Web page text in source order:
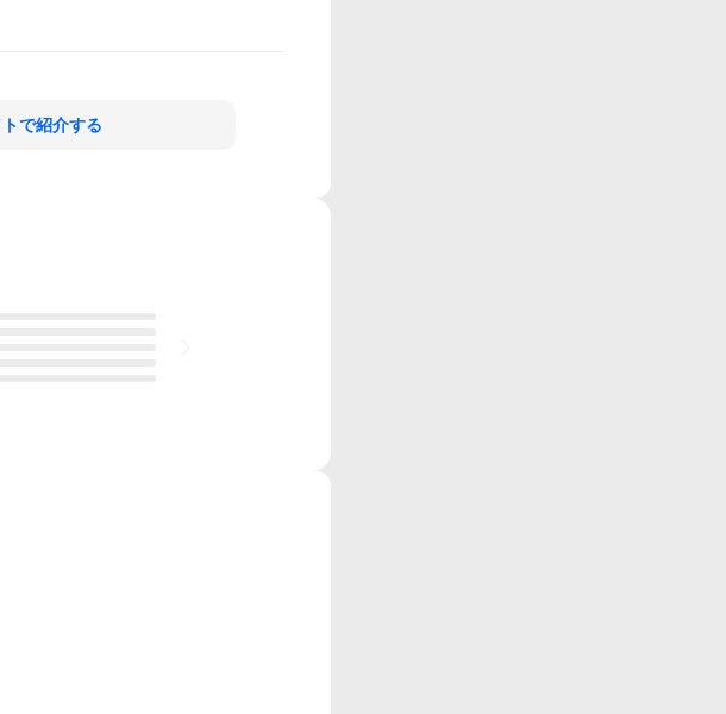
で紹介する